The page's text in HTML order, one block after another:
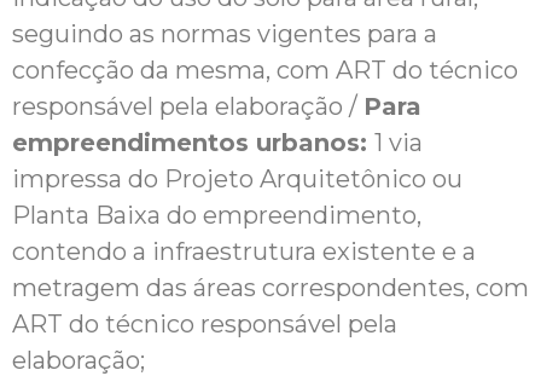
seguindo as normas vigentes para a
confecção da mesma, com ART do técnico
responsável pela elaboração / Para
empreendimentos urbanos: 1 via
impressa do Projeto Arquitetônico ou
Planta Baixa do empreendimento,
contendo a infraestrutura existente e a
metragem das áreas correspondentes, com
ART do técnico responsável pela
elaboração;